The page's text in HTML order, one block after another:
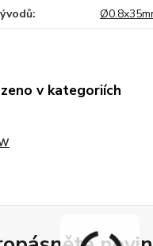
v kategoriích